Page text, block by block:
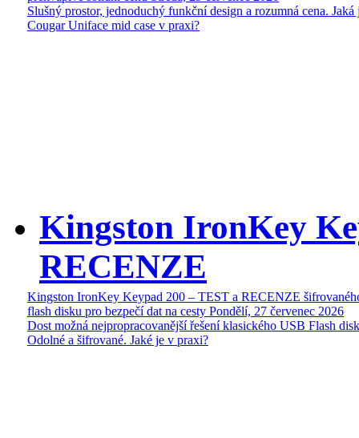
Slušný prostor, jednoduchý funkční design a rozumná cena. Jaká
Cougar Uniface mid case v praxi?
Kingston IronKey
RECENZE
Kingston IronKey Keypad 200 – TEST a RECENZE
flash disku pro bezpečí dat na cesty Pondělí, 27 červenec 2026
Dost možná nejpropracovanější řešení klasického USB Flash
Odolné a šifrované. Jaké je v praxi?